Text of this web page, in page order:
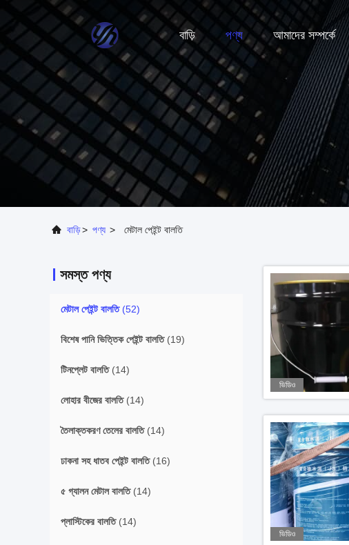
বাড়ি পণ্য আমাদের সম্পর্কে
বাড়ি> পণ্য > মেটাল পেইন্ট বালতি
সমস্ত পণ্য
মেটাল পেইন্ট বালতি(52)
বিশেষ পানি ভিত্তিক পেইন্ট বালতি(19)
টিনপ্লেট বালতি(14)
লোহার বীজের বালতি(14)
তৈলাক্তকরণ তেলের বালতি(14)
ঢাকনা সহ ধাতব পেইন্ট বালতি(16)
৫ গ্যালন মেটাল বালতি(14)
প্লাস্টিকের বালতি(14)
ভিডিও
ভিডিও